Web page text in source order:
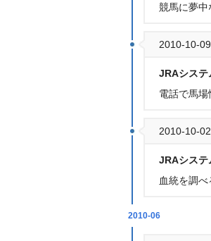
競馬に夢中
2010-10-09
JRAシステ
電話で馬
2010-10-02
JRAシステ
血統を調べ
2010-06